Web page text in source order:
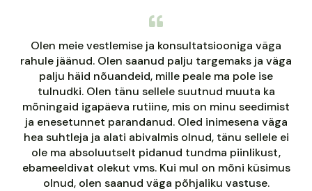
Olen meie vestlemise ja konsultatsiooniga väga
rahule jäänud. Olen saanud palju targemaks ja väga
palju häid nõuandeid, mille peale ma pole ise
tulnudki. Olen tänu sellele suutnud muuta ka
mõningaid igapäeva rutiine, mis on minu seedimist
ja enesetunnet parandanud. Oled inimesena väga
hea suhtleja ja alati abivalmis olnud, tänu sellele ei
ole ma absoluutselt pidanud tundma piinlikust,
ebameeldivat olekut vms. Kui mul on mõni küsimus
olnud, olen saanud väga põhjaliku vastuse.